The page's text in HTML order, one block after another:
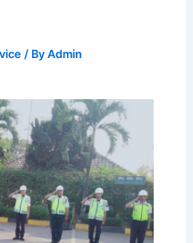
/ ByAdmin